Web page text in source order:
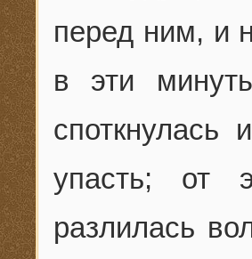
перед ним, и
в эти
споткнулась
упасть; от
разлилась